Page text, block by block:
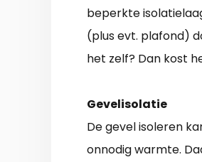
beperkte
(plus evt. plafond)
het zelf? Dan kost
Gevelisolatie
De gevel isoleren
onnodig warmte.